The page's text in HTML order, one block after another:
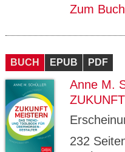
Zum Buch
BUCH EPUB PDF
Anne M.
232